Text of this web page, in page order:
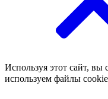
Используя этот сайт, вы
используем файлы